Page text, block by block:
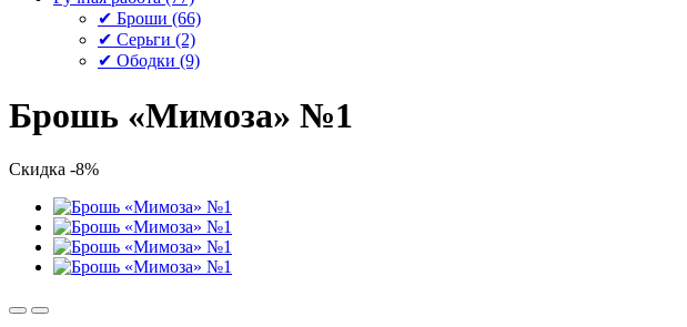
✔ Броши (66)
✔ Серьги (2)
✔ Ободки (9)
Брошь «Мимоза» №1
Скидка -8%